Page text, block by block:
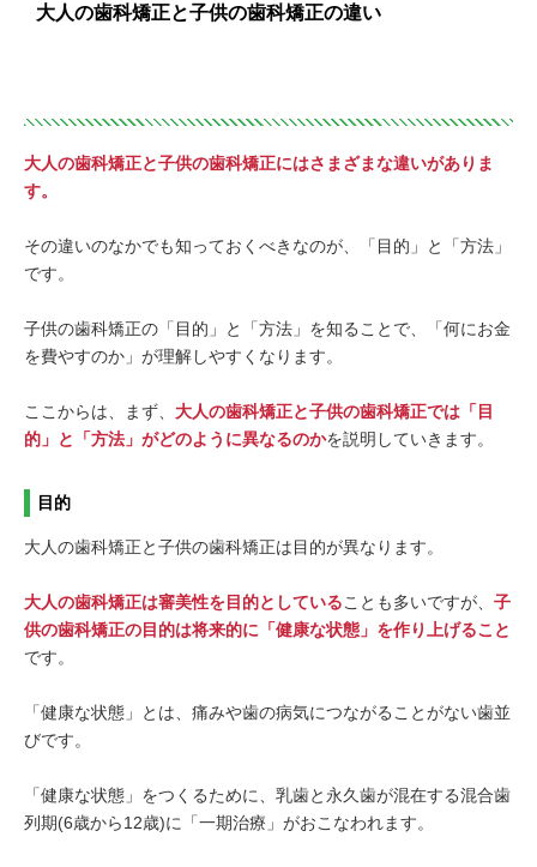
大人の歯科矯正と子供の歯科矯正の違い
大人の歯科矯正と子供の歯科矯正にはさまざまな違いがありま
す。
その違いのなかでも知っておくべきなのが、「目的」と「方法」
です。
子供の歯科矯正の「目的」と「方法」を知ることで、「何にお金
を費やすのか」が理解しやすくなります。
ここからは、まず、 大人の歯科矯正と子供の歯科矯正では「目
的」と「方法」がどのように異なるのかを説明していきます。
目的
大人の歯科矯正と子供の歯科矯正は目的が異なります。
大人の歯科矯正は審美性を目的としていることも多いですが、 子
供の歯科矯正の目的は将来的に「健康な状態」を作り上げること
です。
「健康な状態」とは、痛みや歯の病気につながることがない歯並
びです。
「健康な状態」をつくるために、乳歯と永久歯が混在する混合歯
列期(6歳から12歳)に「一期治療」がおこなわれます。